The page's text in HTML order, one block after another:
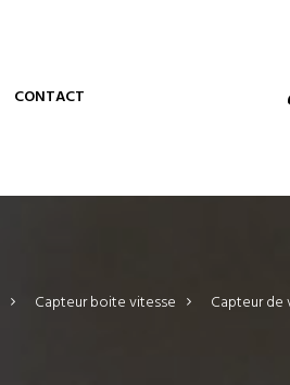
CONTACT
> Capteur boite vitesse > Capteur de